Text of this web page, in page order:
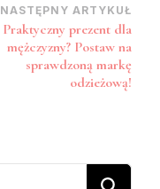
NASTĘPNY ARTYKUŁ
Praktyczny prezent dla
mężczyzny? Postaw na
sprawdzoną markę
odzieżową!